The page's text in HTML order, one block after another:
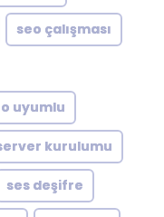
seo çalışması
uyumlu
kurulumu
ses deşifre